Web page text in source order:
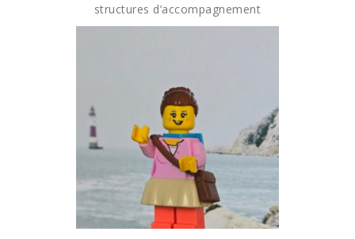
structures d’accompagnement